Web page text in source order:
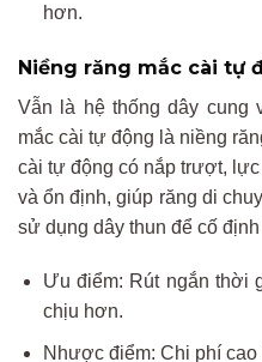
hơn.
Niềng răng mắc cài tự
Vẫn là hệ thống dây cung
mắc cài tự động là niềng
cài tự động có nắp trượt,
và ổn định, giúp răng di
sử dụng dây thun để cố
Ưu điểm: Rút ngắn thời
chịu hơn.
Nhược điểm: Chi phí